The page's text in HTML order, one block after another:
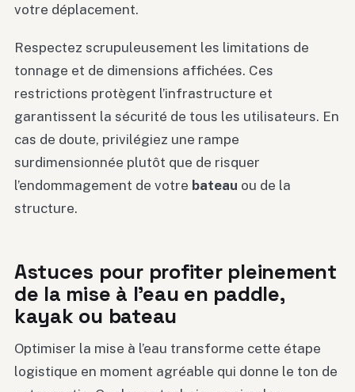
votre déplacement.
Respectez scrupuleusement les limitations de
tonnage et de dimensions affichées. Ces
restrictions protègent l’infrastructure et
garantissent la sécurité de tous les utilisateurs. En
cas de doute, privilégiez une rampe
surdimensionnée plutôt que de risquer
l’endommagement de votre bateau ou de la
structure.
Astuces pour profiter pleinement
de la mise à l’eau en paddle,
kayak ou bateau
Optimiser la mise à l’eau transforme cette étape
logistique en moment agréable qui donne le ton de